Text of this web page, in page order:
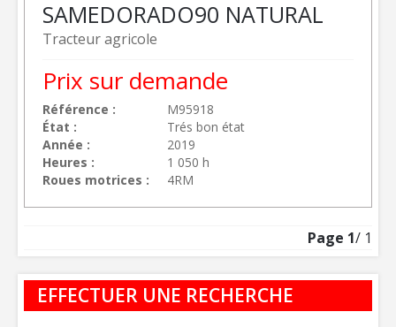
Tracteur agricole
SAMEDORADO90 NATURAL
Référence
M95918
État
Trés bon état
Année
2019
Heures
1 050 h
Roues motrices
4RM
Prix sur demande
Page 1/ 1
EFFECTUER UNE RECHERCHE